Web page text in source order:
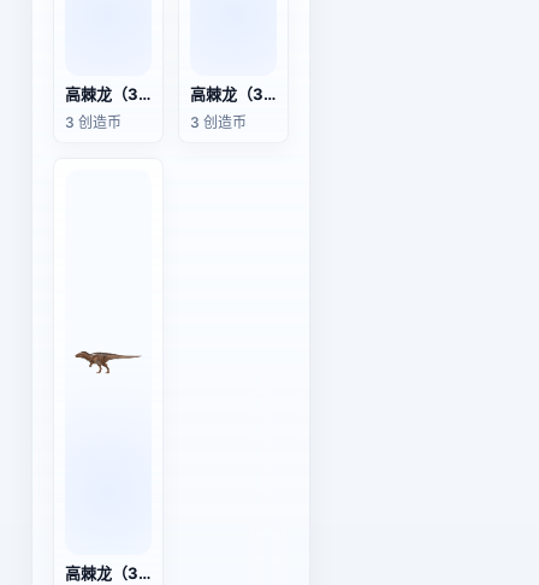
高棘龙（3D动画模型）
3 创造币
高棘龙（3D动画模型）
3 创造币
高棘龙（3D动画模型）